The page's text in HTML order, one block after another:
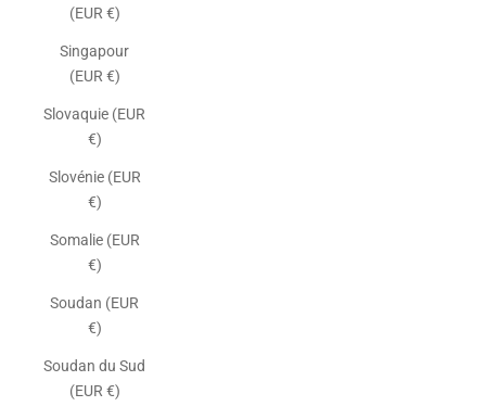
(EUR €)
Singapour
(EUR €)
Slovaquie (EUR
€)
Slovénie (EUR
€)
Somalie (EUR
€)
Soudan (EUR
€)
Soudan du Sud
(EUR €)